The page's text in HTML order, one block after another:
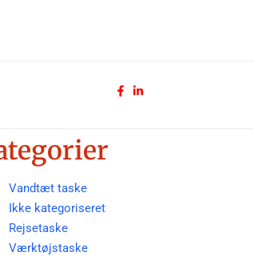
Vandtæt taske
Ikke kategoriseret
Rejsetaske
Værktøjstaske